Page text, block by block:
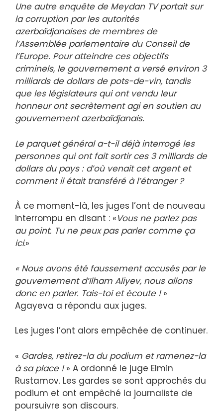
Une autre enquête de Meydan TV portait sur
la corruption par les autorités
azerbaïdjanaises de membres de
l’Assemblée parlementaire du Conseil de
l’Europe. Pour atteindre ces objectifs
criminels, le gouvernement a versé environ 3
milliards de dollars de pots-de-vin, tandis
que les législateurs qui ont vendu leur
honneur ont secrètement agi en soutien au
gouvernement azerbaïdjanais.
Le parquet général a-t-il déjà interrogé les
personnes qui ont fait sortir ces 3 milliards de
dollars du pays : d’où venait cet argent et
comment il était transféré à l’étranger ?
À ce moment-là, les juges l’ont de nouveau
interrompu en disant : «Vous ne parlez pas
au point. Tu ne peux pas parler comme ça
ici.»
« Nous avons été faussement accusés par le
gouvernement d’Ilham Aliyev, nous allons
donc en parler. Tais-toi et écoute !»
Agayeva a répondu aux juges.
Les juges l’ont alors empêchée de continuer.
« Gardes, retirez-la du podium et ramenez-la
à sa place !» A ordonné le juge Elmin
Rustamov. Les gardes se sont approchés du
podium et ont empêché la journaliste de
poursuivre son discours.